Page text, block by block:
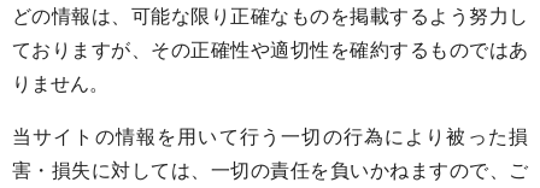
どの情報は、可能な限り正確なものを掲載するよう努力し
ておりますが、その正確性や適切性を確約するものではあ
りません。
当サイトの情報を用いて行う一切の行為により被った損
害・損失に対しては、一切の責任を負いかねますので、ご